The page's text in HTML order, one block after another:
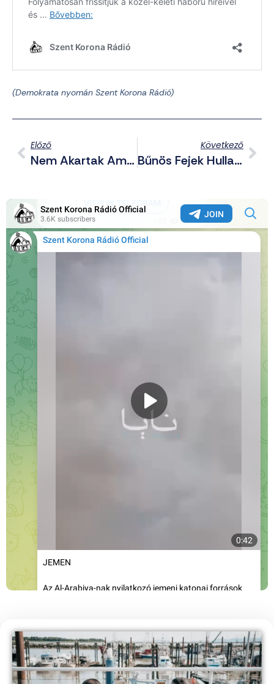
(Demokrata nyomán Szent Korona Rádió)
Előző
Nem Akartak Amerikáért Meghalni – 32 Ukrán Katona Szökött Át Magyarországra
Következő
Bűnös Fejek Hullanak A Porba: Donáth Anna Is Lemondott